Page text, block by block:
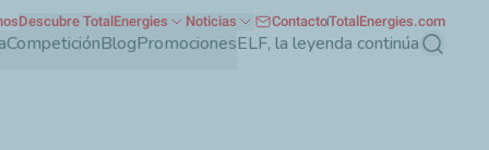
CompeticiónBlogPromocionesELF, la leyenda continúa Buscar
Descubre TotalEnergies Noticias ContactoTotalEnergies.com